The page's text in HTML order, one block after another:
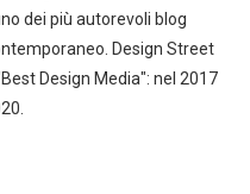
dei più autorevoli blog
Design Street
Design Media": nel 2017